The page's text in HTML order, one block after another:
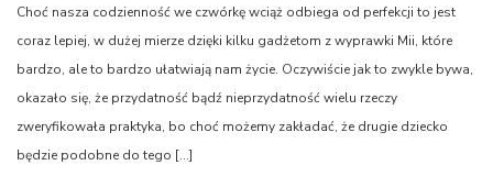
Choć nasza codzienność we czwórkę wciąż odbiega od perfekcji to jest
coraz lepiej, w dużej mierze dzięki kilku gadżetom z wyprawki Mii, które
bardzo, ale to bardzo ułatwiają nam życie. Oczywiście jak to zwykle bywa,
okazało się, że przydatność bądź nieprzydatność wielu rzeczy
zweryfikowała praktyka, bo choć możemy zakładać, że drugie dziecko
będzie podobne do tego […]